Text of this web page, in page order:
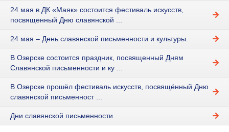
24 мая в ДК «Маяк» состоится фестиваль искусств,
посвященный Дню славянской ...
24 мая – День славянской письменности и культуры.
В Озерске состоится праздник, посвященный Дням
Славянской письменности и ку ...
В Озерске прошёл фестиваль искусств, посвящённый Дню
славянской письменност ...
Дни славянской письменности